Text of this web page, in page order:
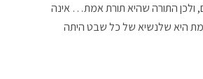
ולכן התורה שהיא תורת אמת… אינה
היא שלנשיא של כל שבט היתה